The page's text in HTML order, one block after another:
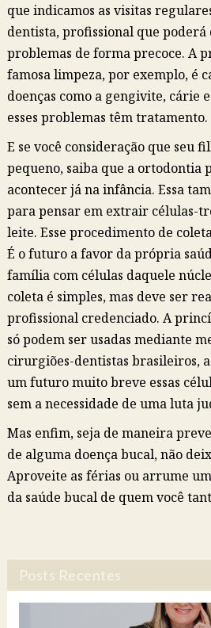
que indicamos as visitas
dentista, profissional que poderá
problemas de forma precoce. A
famosa limpeza, por exemplo, é
doenças como a gengivite, cárie
esses problemas têm tratamento.
E se você consideração que seu
pequeno, saiba que a ortodontia
acontecer já na infância. Essa
para pensar em extrair células-
leite. Esse procedimento de
É o futuro a favor da própria
família com células daquele
coleta é simples, mas deve ser
profissional credenciado. A
só podem ser usadas mediante
cirurgiões-dentistas brasileiros,
um futuro muito breve essas
sem a necessidade de uma luta
Mas enfim, seja de maneira
de alguma doença bucal, não
Aproveite as férias ou arrume
da saúde bucal de quem você
Posts Recentes